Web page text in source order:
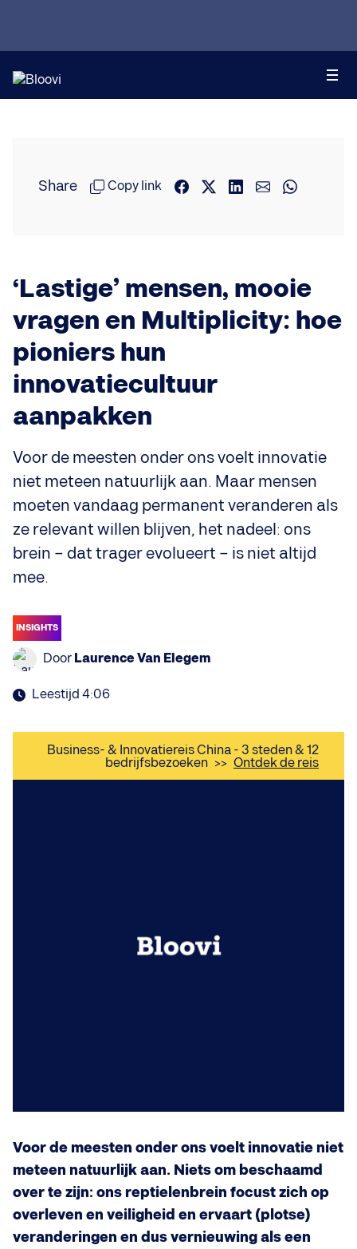
Share Copy link
‘Lastige’ mensen, mooie
vragen en Multiplicity: hoe
pioniers hun
innovatiecultuur
aanpakken
Voor de meesten onder ons voelt innovatie
niet meteen natuurlijk aan. Maar mensen
moeten vandaag permanent veranderen als
ze relevant willen blijven, het nadeel: ons
brein – dat trager evolueert – is niet altijd
mee.
INSIGHTS
Door Laurence Van Elegem
Leestijd 4:06
Business- & Innovatiereis China - 3 steden & 12
bedrijfsbezoeken >> Ontdek de reis
Voor de meesten onder ons voelt innovatie niet
meteen natuurlijk aan. Niets om beschaamd
over te zijn: ons reptielenbrein focust zich op
overleven en veiligheid en ervaart (plotse)
veranderingen en dus vernieuwing als een